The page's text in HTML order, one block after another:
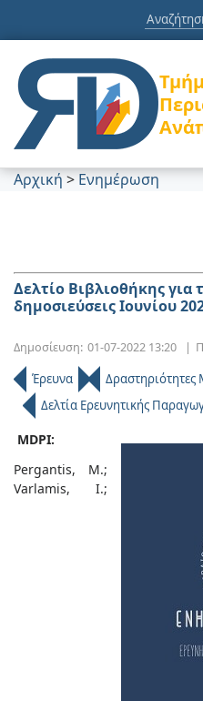
Αρχική > Ενημέρωση
Δελτίο Βιβλιοθήκης για
δημοσιεύσεις Ιουνίου
Δημοσίευση: 01-07-2022 13:20 |
Έρευνα
Δραστηριότητες
Δελτία Ερευνητικής
MDPI:
Pergantis, M.;
Varlamis, I.;